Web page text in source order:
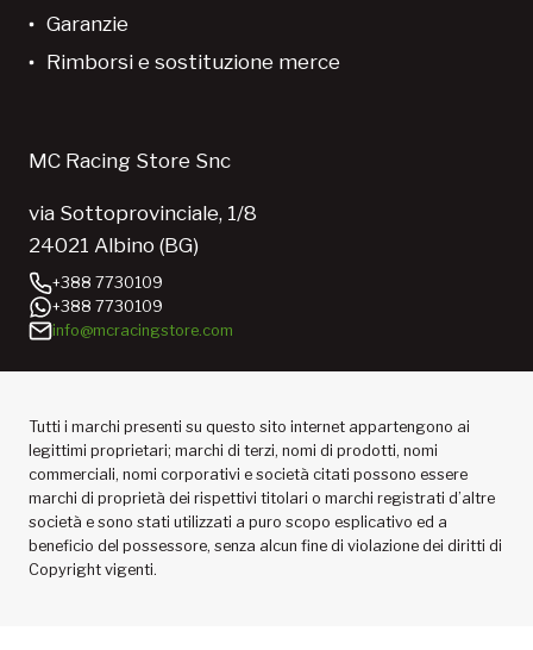
Garanzie
Rimborsi e sostituzione merce
MC Racing Store Snc
via Sottoprovinciale, 1/8
24021 Albino (BG)
+388 7730109
+388 7730109
info@mcracingstore.com
Tutti i marchi presenti su questo sito internet appartengono ai
legittimi proprietari; marchi di terzi, nomi di prodotti, nomi
commerciali, nomi corporativi e società citati possono essere
marchi di proprietà dei rispettivi titolari o marchi registrati d’altre
società e sono stati utilizzati a puro scopo esplicativo ed a
beneficio del possessore, senza alcun fine di violazione dei diritti di
Copyright vigenti.